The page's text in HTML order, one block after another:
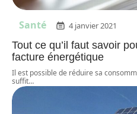
Santé 4 janvier 2021
Tout ce qu’il faut savoir
facture énergétique
Il est possible de réduire sa
suffit…